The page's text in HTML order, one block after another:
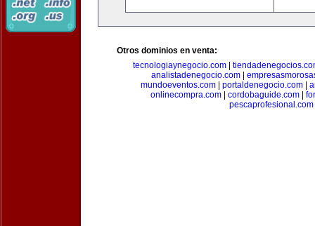
Otros dominios en venta:
tecnologiaynegocio.com
analistadenegocio.com
mundoeventos.com| portaldenegocio.com|
onlinecompra.com| cordobaguide.com|
pescaprofesional.com